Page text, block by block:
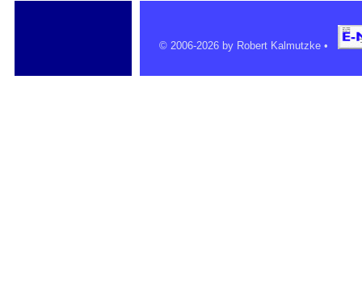
© 2006-2026 by Robert Kalmutzke •